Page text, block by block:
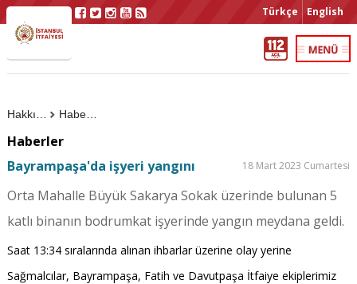
Türkçe English
Haberler
Haberler
Bayrampaşa'da işyeri yangını
18 Mart 2023 Cumartesi
Orta Mahalle Büyük Sakarya Sokak üzerinde bulunan 5
katlı binanın bodrumkat işyerinde yangın meydana geldi.
Saat 13:34 sıralarında alınan ihbarlar üzerine olay yerine
Sağmalcılar, Bayrampaşa, Fatih ve Davutpaşa İtfaiye ekiplerimiz